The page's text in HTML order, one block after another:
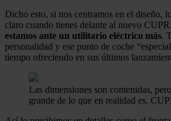
Dicho esto, si nos centramos en el diseño,
claro cuando tienes delante al nuevo
estamos ante un utilitario eléctrico más.
personalidad y ese punto de coche
tiempo ofreciendo en sus últimos
Las dimensiones son contenidas,
grande de lo que en realidad es.